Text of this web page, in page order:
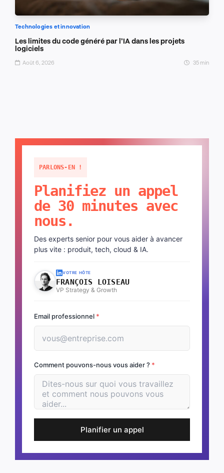
Technologies et innovation
Les limites du code généré par l’IA dans les projets
logiciels
Août 6, 2026 35 min
PARLONS-EN !
Planifiez un appel
de 30 minutes avec
nous.
Des experts senior pour vous aider à avancer
plus vite : produit, tech, cloud & IA.
VOTRE HÔTE
FRANÇOIS LOISEAU
VP Strategy & Growth
Email professionnel *
Comment pouvons-nous vous aider ? *
Planifier un appel